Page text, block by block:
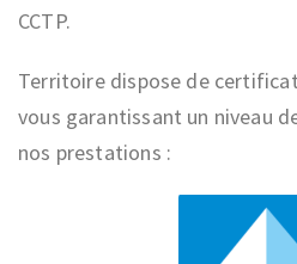
CCTP.
Territoire dispose de
vous garantissant un niveau
nos prestations :